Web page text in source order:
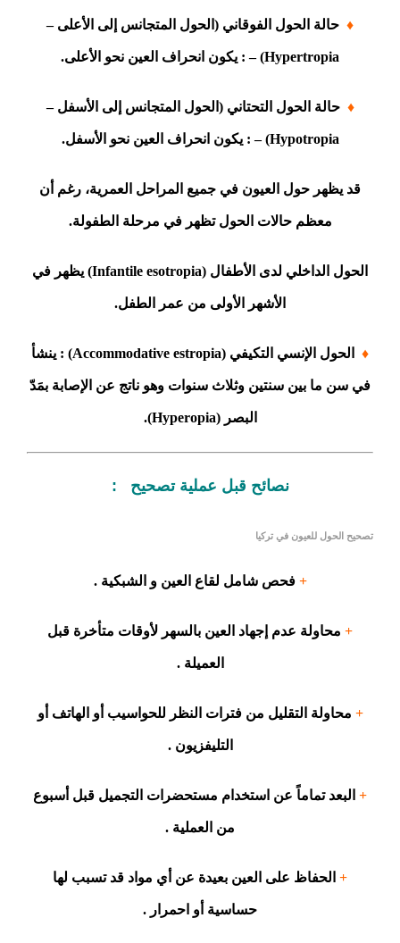
♦ حالة الحول الفوقاني (الحول المتجانس إلى الأعلى –
Hypertropia) – : يكون انحراف العين نحو الأعلى.
♦ حالة الحول التحتاني (الحول المتجانس إلى الأسفل –
Hypotropia) – : يكون انحراف العين نحو الأسفل.
قد يظهر حول العيون في جميع المراحل العمرية، رغم أن
معظم حالات الحول تظهر في مرحلة الطفولة.
الحول الداخلي لدى الأطفال (Infantile esotropia) يظهر في
الأشهر الأولى من عمر الطفل.
♦ الحول الإنسي التكيفي (Accommodative estropia) : ينشأ
في سن ما بين سنتين وثلاث سنوات وهو ناتج عن الإصابة بمَدّ
البصر (Hyperopia).
نصائح قبل عملية تصحيح :
تصحيح الحول للعيون في تركيا
+ فحص شامل لقاع العين و الشبكية .
+ محاولة عدم إجهاد العين بالسهر لأوقات متأخرة قبل
العميلة .
+ محاولة التقليل من فترات النظر للحواسيب أو الهاتف أو
التليفزيون .
+ البعد تماماً عن استخدام مستحضرات التجميل قبل أسبوع
من العملية .
+ الحفاظ على العين بعيدة عن أي مواد قد تسبب لها
حساسية أو احمرار .